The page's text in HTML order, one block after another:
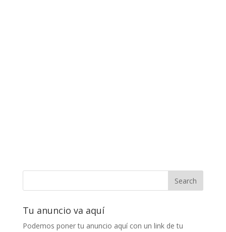
Tu anuncio va aquí
Podemos poner tu anuncio aquí con un link de tu